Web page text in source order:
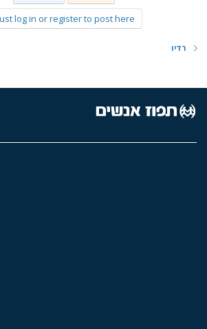
log in or register to post here.
רדיו